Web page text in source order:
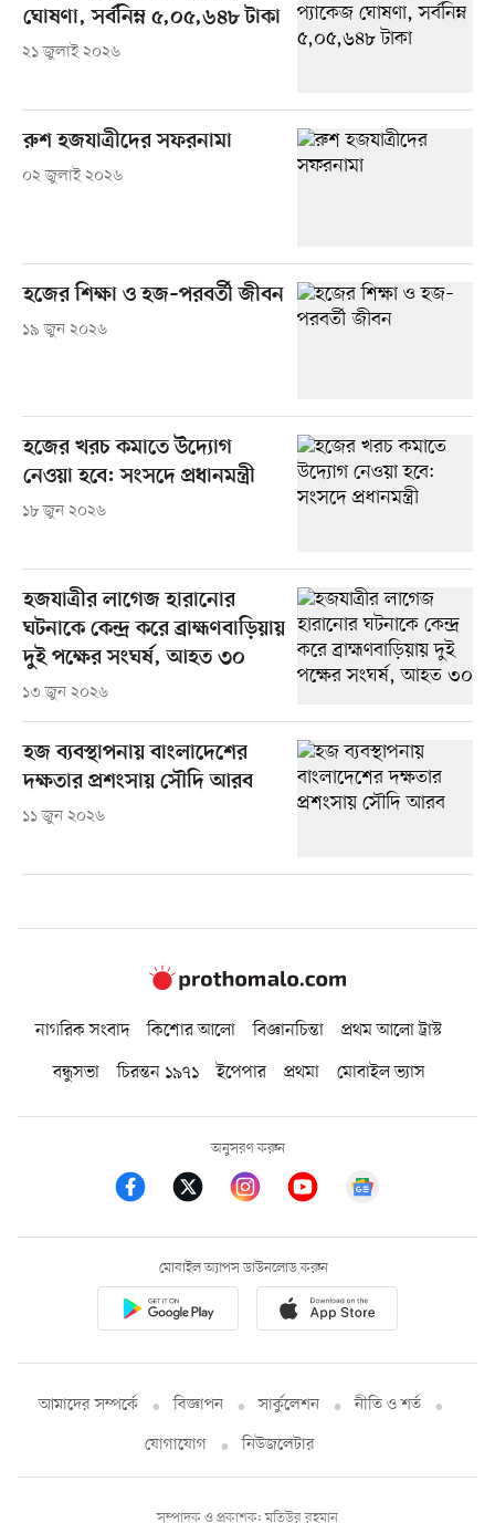
ঘোষণা, সর্বনিম্ন ৫,০৫,৬৪৮ টাকা
২১ জুলাই ২০২৬
রুশ হজযাত্রীদের সফরনামা
০২ জুলাই ২০২৬
হজের শিক্ষা ও হজ–পরবর্তী জীবন
১৯ জুন ২০২৬
হজের খরচ কমাতে উদ্যোগ
নেওয়া হবে: সংসদে প্রধানমন্ত্রী
১৮ জুন ২০২৬
হজযাত্রীর লাগেজ হারানোর
ঘটনাকে কেন্দ্র করে ব্রাহ্মণবাড়িয়ায়
দুই পক্ষের সংঘর্ষ, আহত ৩০
১৩ জুন ২০২৬
হজ ব্যবস্থাপনায় বাংলাদেশের
দক্ষতার প্রশংসায় সৌদি আরব
১১ জুন ২০২৬
নাগরিক সংবাদ কিশোর আলো বিজ্ঞানচিন্তা
প্রথম আলো ট্রাস্ট
বন্ধুসভা
চিরন্তন ১৯৭১ ইপেপার প্রথমা মোবাইল ভ্যাস
অনুসরণ করুন
মোবাইল অ্যাপস ডাউনলোড করুন
আমাদের সম্পর্কে বিজ্ঞাপন সার্কুলেশন
নীতি ও শর্ত
যোগাযোগ
নিউজলেটার
সম্পাদক ও প্রকাশক: মতিউর রহমান